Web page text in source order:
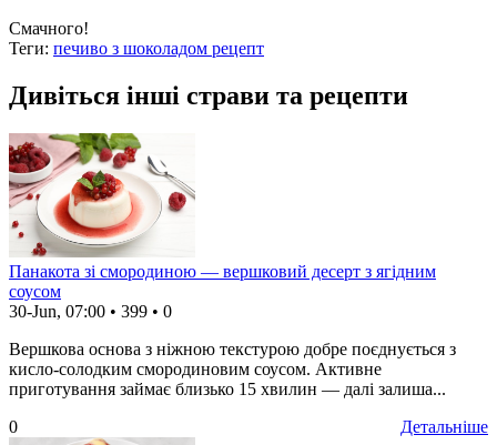
Смачного!
Теги: печиво з шоколадом рецепт
Дивіться інші страви та рецепти
Панакота зі смородиною — вершковий десерт з ягідним
соусом
30-Jun, 07:00 • 399 • 0
Вершкова основа з ніжною текстурою добре поєднується з
кисло-солодким смородиновим соусом. Активне
приготування займає близько 15 хвилин — далі залиша...
Детальніше
0